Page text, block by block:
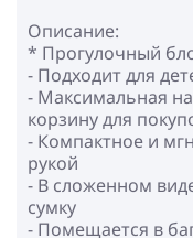
Описание:
* Прогулочный
- Подходит для
- Максимальная
корзину для
- Компактное и
рукой
- В сложенном
сумку
- Помещается в